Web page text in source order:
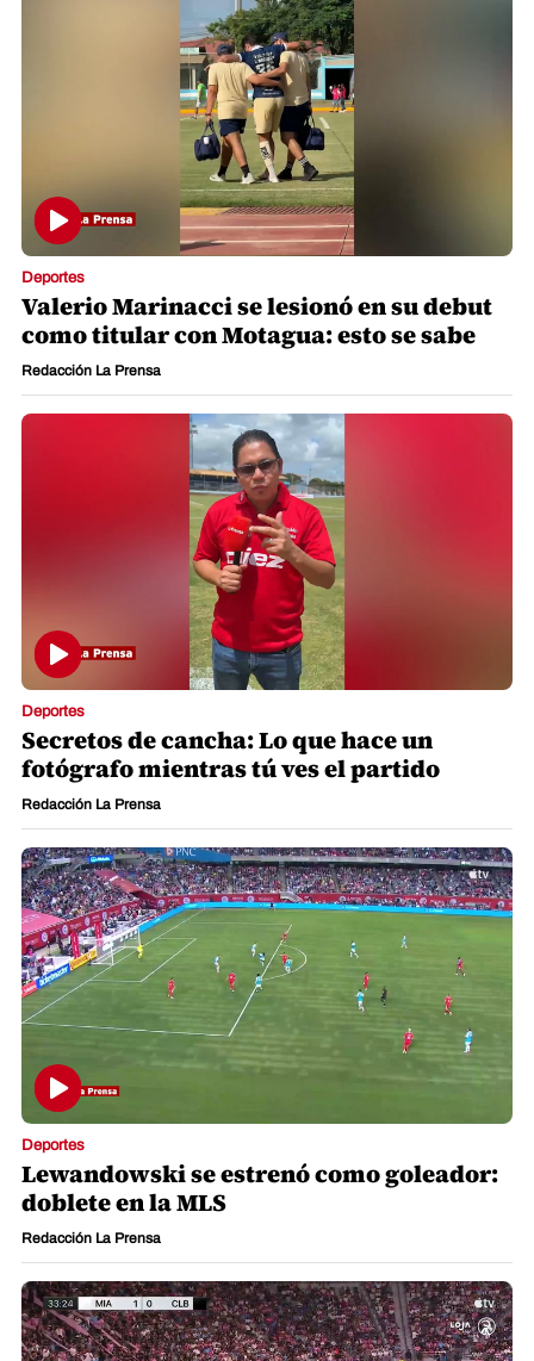
Deportes
Valerio Marinacci se lesionó en su debut
como titular con Motagua: esto se sabe
Redacción La Prensa
Deportes
Secretos de cancha: Lo que hace un
fotógrafo mientras tú ves el partido
Redacción La Prensa
Deportes
Lewandowski se estrenó como goleador:
doblete en la MLS
Redacción La Prensa